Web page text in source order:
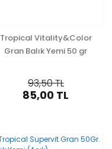
Tropical Vitality&Color
Gran Balık Yemi 50 gr
93,50 TL
85,00 TL